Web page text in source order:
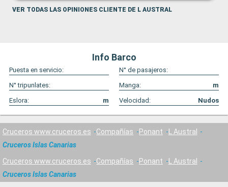
VER TODAS LAS OPINIONES CLIENTE DE L AUSTRAL
Info Barco
Puesta en servicio:
N° de pasajeros:
N° tripunlates:
Manga:
m
Eslora:
m Velocidad: Nudos
Cruceros www.cruceros.es Compañías Ponant
L Austral
Cruceros Islas Canarias
Cruceros www.cruceros.es Compañías Ponant
L Austral
Cruceros Islas Canarias